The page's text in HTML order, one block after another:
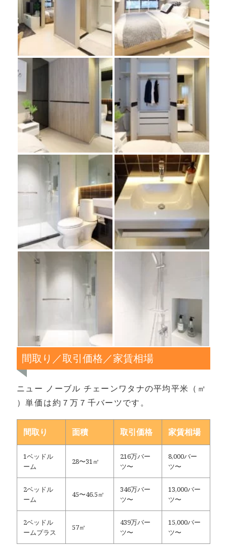
間取り／取引価格／家賃相場
ニュー ノーブル チェーンワタナの平均平米（㎡
）単価は約７万７千バーツです。
間取り 面積 取引価格 家賃相場
1ベッドル
ーム
28〜31㎡
216万バー
ツ〜
8,000バー
ツ〜
2ベッドル
ーム
45〜46.5㎡
346万バー
ツ〜
13,000バー
ツ〜
2ベッドル
ームプラス
57㎡
439万バー
ツ〜
15,000バー
ツ〜